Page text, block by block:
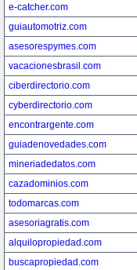
e-catcher.com
guiautomotriz.com
asesorespymes.com
vacacionesbrasil.com
ciberdirectorio.com
cyberdirectorio.com
encontrargente.com
guiadenovedades.com
mineriadedatos.com
cazadominios.com
todomarcas.com
asesoriagratis.com
alquilopropiedad.com
buscapropiedad.com